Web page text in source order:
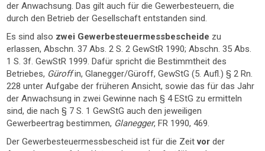
der Anwachsung. Das gilt auch für die Gewerbesteuern, die
durch den Betrieb der Gesellschaft entstanden sind.
Es sind also zwei Gewerbesteuermessbescheide zu
erlassen, Abschn. 37 Abs. 2 S. 2 GewStR 1990; Abschn. 35 Abs.
1 S. 3f. GewStR 1999. Dafür spricht die Bestimmtheit des
Betriebes, Güroffin, Glanegger/Güroff, GewStG (5. Aufl.) § 2 Rn.
228 unter Aufgabe der früheren Ansicht, sowie das für das Jahr
der Anwachsung in zwei Gewinne nach § 4 EStG zu ermitteln
sind, die nach § 7 S. 1 GewStG auch den jeweiligen
Gewerbeertrag bestimmen, Glanegger, FR 1990, 469.
Der Gewerbesteuermessbescheid ist für die Zeitvorder